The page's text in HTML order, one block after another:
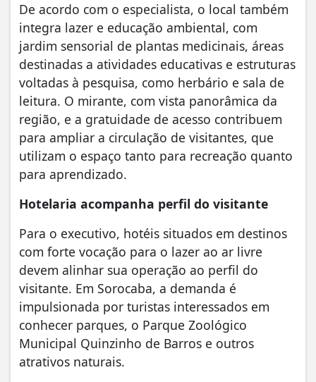
De acordo com o especialista, o local também
integra lazer e educação ambiental, com
jardim sensorial de plantas medicinais, áreas
destinadas a atividades educativas e estruturas
voltadas à pesquisa, como herbário e sala de
leitura. O mirante, com vista panorâmica da
região, e a gratuidade de acesso contribuem
para ampliar a circulação de visitantes, que
utilizam o espaço tanto para recreação quanto
para aprendizado.
Hotelaria acompanha perfil do visitante
Para o executivo, hotéis situados em destinos
com forte vocação para o lazer ao ar livre
devem alinhar sua operação ao perfil do
visitante. Em Sorocaba, a demanda é
impulsionada por turistas interessados em
conhecer parques, o Parque Zoológico
Municipal Quinzinho de Barros e outros
atrativos naturais.